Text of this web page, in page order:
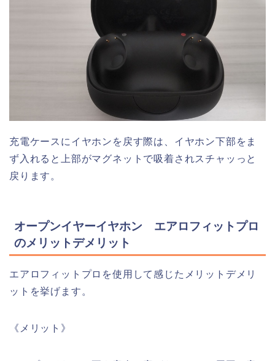
充電ケースにイヤホンを戻す際は、イヤホン下部をま
ず入れると上部がマグネットで吸着されスチャッっと
戻ります。
オープンイヤーイヤホン エアロフィットプロ
のメリットデメリット
エアロフィットプロを使用して感じたメリットデメリ
ットを挙げます。
《メリット》